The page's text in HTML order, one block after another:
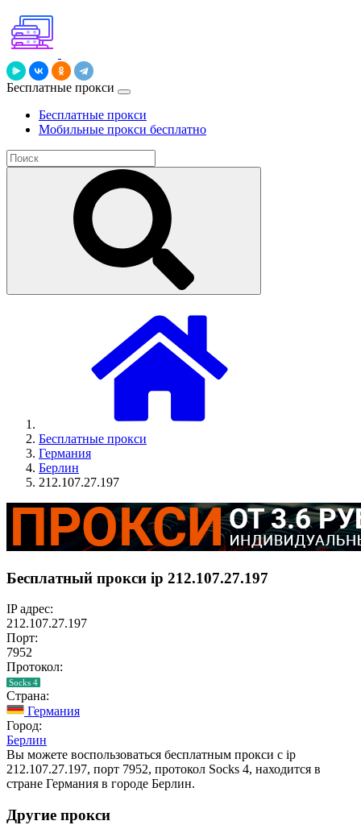
Бесплатные прокси
Бесплатные прокси
Мобильные прокси бесплатно
Бесплатные прокси
Германия
Берлин
212.107.27.197
Бесплатный прокси ip 212.107.27.197
IP адрес:
212.107.27.197
Порт:
7952
Протокол:
Socks 4
Страна:
Германия
Город:
Берлин
Вы можете воспользоваться бесплатным прокси с ip
212.107.27.197, порт 7952, протокол Socks 4, находится в
стране Германия в городе Берлин.
Другие прокси